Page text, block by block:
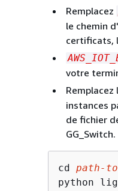
Remplacez
le chemin
certificats,
votre
Remplacez
instances
de fichier
GG_Switch.
cd path-
python